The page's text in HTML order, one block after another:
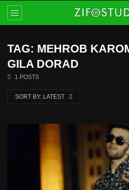
TAG: MEHROB
GILA DORAD
1 POSTS
SORT BY: LATEST